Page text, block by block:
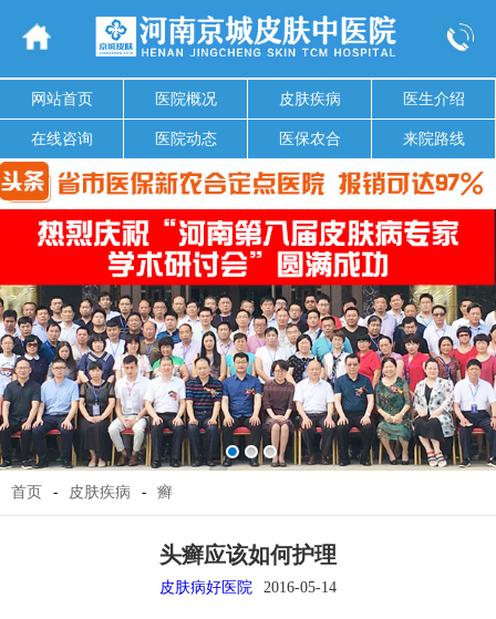
网站首页 医院概况 皮肤疾病 医生介绍
在线咨询 医院动态 医保农合 来院路线
首页 - 皮肤疾病 - 癣
头癣应该如何护理
皮肤病好医院 2016-05-14